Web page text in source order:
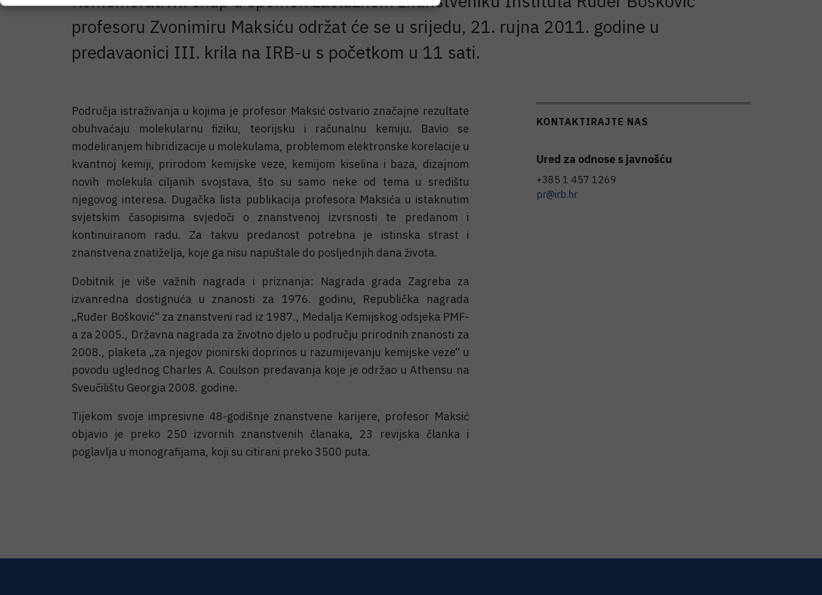
profesoru Zvonimiru Maksiću održat će se u srijedu, 21. rujna 2011. godine u
predavaonici III. krila na IRB-u s početkom u 11 sati.
Područja istraživanja u kojima je profesor Maksić ostvario značajne rezultate
obuhvaćaju molekularnu fiziku, teorijsku i računalnu kemiju. Bavio se
modeliranjem hibridizacije u molekulama, problemom elektronske korelacije u
kvantnoj kemiji, prirodom kemijske veze, kemijom kiselina i baza, dizajnom
novih molekula ciljanih svojstava, što su samo neke od tema u središtu
njegovog interesa. Dugačka lista publikacija profesora Maksića u istaknutim
svjetskim časopisima svjedoči o znanstvenoj izvrsnosti te predanom i
kontinuiranom radu. Za takvu predanost potrebna je istinska strast i
znanstvena znatiželja, koje ga nisu napuštale do posljednjih dana života.
Dobitnik je više važnih nagrada i priznanja: Nagrada grada Zagreba za
izvanredna dostignuća u znanosti za 1976. godinu, Republička nagrada
„Ruđer Bošković“ za znanstveni rad iz 1987., Medalja Kemijskog odsjeka PMF-
a za 2005., Državna nagrada za životno djelo u području prirodnih znanosti za
2008., plaketa „za njegov pionirski doprinos u razumijevanju kemijske veze“ u
povodu uglednog Charles A. Coulson predavanja koje je održao u Athensu na
Sveučilištu Georgia 2008. godine.
Tijekom svoje impresivne 48-godišnje znanstvene karijere, profesor Maksić
objavio je preko 250 izvornih znanstvenih članaka, 23 revijska članka i
poglavlja u monografijama, koji su citirani preko 3500 puta.
KONTAKTIRAJTE NAS
Ured za odnose s javnošću
+385 1 457 1269
pr@irb.hr